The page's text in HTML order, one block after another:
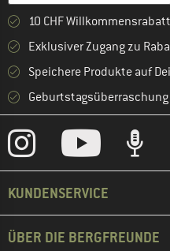
10 CHF
Exklusiver Zugang zu
Speichere Produkte auf
Geburtstagsüberraschung
KUNDENSERVICE
ÜBER DIE BERGFREUNDE